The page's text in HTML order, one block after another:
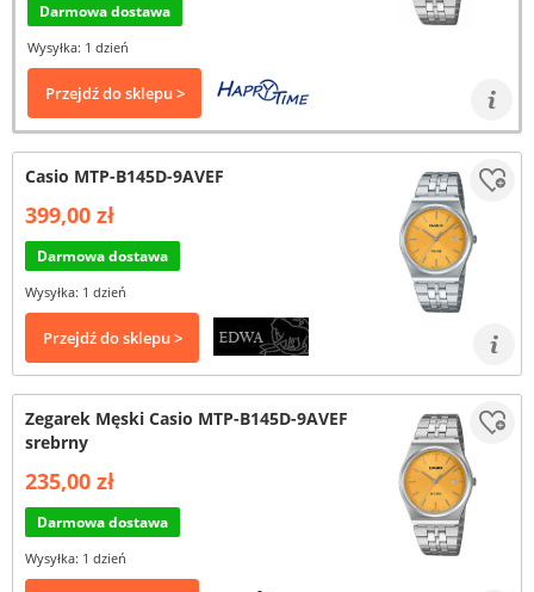
Darmowa dostawa
Wysyłka: 1 dzień
Przejdź do sklepu >
Casio MTP-B145D-9AVEF
399,00 zł
Darmowa dostawa
Wysyłka: 1 dzień
Przejdź do sklepu >
Zegarek Męski Casio MTP-B145D-9AVEF
srebrny
235,00 zł
Darmowa dostawa
Wysyłka: 1 dzień